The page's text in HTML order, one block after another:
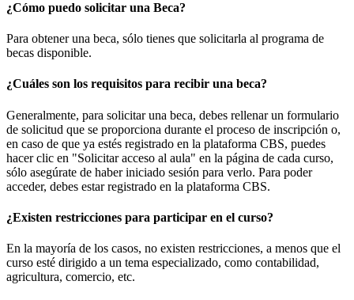
¿Cómo puedo solicitar una Beca?
Para obtener una beca, sólo tienes que solicitarla al programa de
becas disponible.
¿Cuáles son los requisitos para recibir una beca?
Generalmente, para solicitar una beca, debes rellenar un formulario
de solicitud que se proporciona durante el proceso de inscripción o,
en caso de que ya estés registrado en la plataforma CBS, puedes
hacer clic en "Solicitar acceso al aula" en la página de cada curso,
sólo asegúrate de haber iniciado sesión para verlo. Para poder
acceder, debes estar registrado en la plataforma CBS.
¿Existen restricciones para participar en el curso?
En la mayoría de los casos, no existen restricciones, a menos que el
curso esté dirigido a un tema especializado, como contabilidad,
agricultura, comercio, etc.